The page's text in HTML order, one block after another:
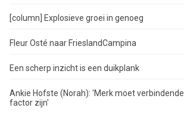
[column] Explosieve groei in genoeg
Fleur Osté naar FrieslandCampina
Een scherp inzicht is een duikplank
Ankie Hofste (Norah): 'Merk moet verbindende
factor zijn'